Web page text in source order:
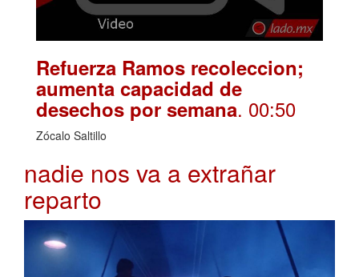
Refuerza Ramos recoleccion;
aumenta capacidad de
desechos por semana. 00:50
Zócalo Saltillo
nadie nos va a extrañar
reparto